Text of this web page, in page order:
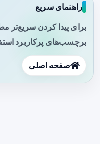
راهنمای سریع
برای پیدا کردن سریع‌تر
برچسب‌های پرکاربرد
صفحه اصلی